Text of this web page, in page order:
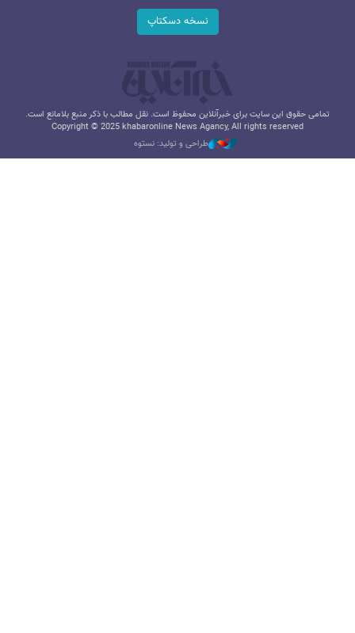
نسخه دسکتاپ
تمامی حقوق این سایت برای خبرآنلاین محفوظ است. نقل مطالب با ذکر منبع بلامانع است.
Copyright © 2025 khabaronline News Agancy, All rights reserved
طراحی و تولید: نستوه